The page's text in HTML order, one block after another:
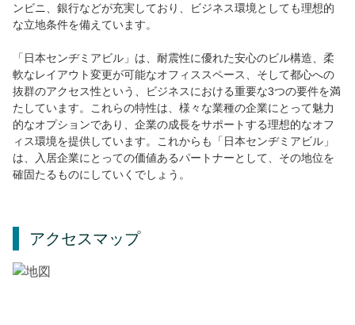
ンビニ、銀行などが充実しており、ビジネス環境としても理想的
な立地条件を備えています。
「日本センヂミアビル」は、耐震性に優れた安心のビル構造、柔
軟なレイアウト変更が可能なオフィススペース、そして都心への
抜群のアクセス性という、ビジネスにおける重要な3つの要件を満
たしています。これらの特性は、様々な業種の企業にとって魅力
的なオプションであり、企業の成長をサポートする理想的なオフ
ィス環境を提供しています。これからも「日本センヂミアビル」
は、入居企業にとっての価値あるパートナーとして、その地位を
確固たるものにしていくでしょう。
アクセスマップ